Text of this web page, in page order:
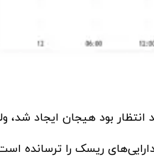
ریسک را ترسانده